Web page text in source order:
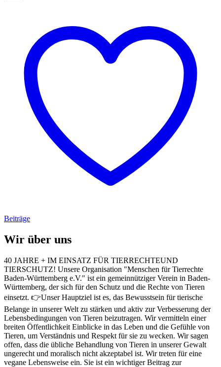
Beiträge
Wir über uns
40 JAHRE + IM EINSATZ FÜR TIERRECHTEUND
TIERSCHUTZ! Unsere Organisation "Menschen für Tierrechte
Baden-Württemberg e.V." ist ein gemeinnütziger Verein in Baden-
Württemberg, der sich für den Schutz und die Rechte von Tieren
einsetzt. 👉Unser Hauptziel ist es, das Bewusstsein für tierische
Belange in unserer Welt zu stärken und aktiv zur Verbesserung der
Lebensbedingungen von Tieren beizutragen. Wir vermitteln einer
breiten Öffentlichkeit Einblicke in das Leben und die Gefühle von
Tieren, um Verständnis und Respekt für sie zu wecken. Wir sagen
offen, dass die übliche Behandlung von Tieren in unserer Gewalt
ungerecht und moralisch nicht akzeptabel ist. Wir treten für eine
vegane Lebensweise ein. Sie ist ein wichtiger Beitrag zur